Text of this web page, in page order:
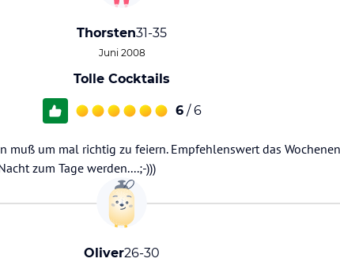
Thorsten31-35
Juni 2008
Tolle Cocktails
6 / 6
muß um mal richtig zu feiern. Empfehlenswert das
zum Tage werden....;-)))
Oliver26-30